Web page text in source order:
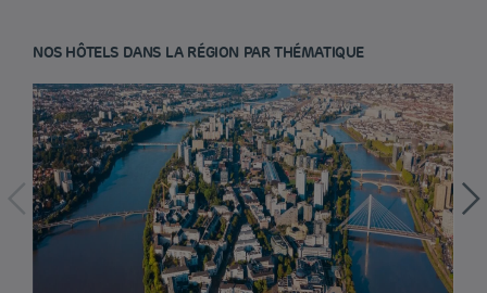
NOS HÔTELS DANS LA RÉGION PAR THÉMATIQUE